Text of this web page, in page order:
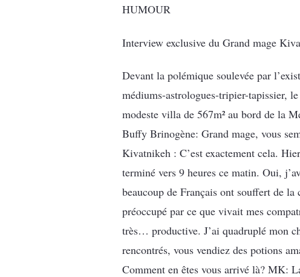
HUMOUR
Interview exclusive du Grand mage
Devant la polémique soulevée par
médiums-astrologues-tripier-tapissier,
modeste villa de 567m² au bord de la
Buffy Brinogène: Grand mage, vous
Kivatnikeh : C’est exactement cela.
terminé vers 9 heures ce matin. Oui,
beaucoup de Français ont souffert de
préoccupé par ce que vivait mes
très… productive. J’ai quadruplé mon
rencontrés, vous vendiez des potions
Comment en êtes vous arrivé là? MK: